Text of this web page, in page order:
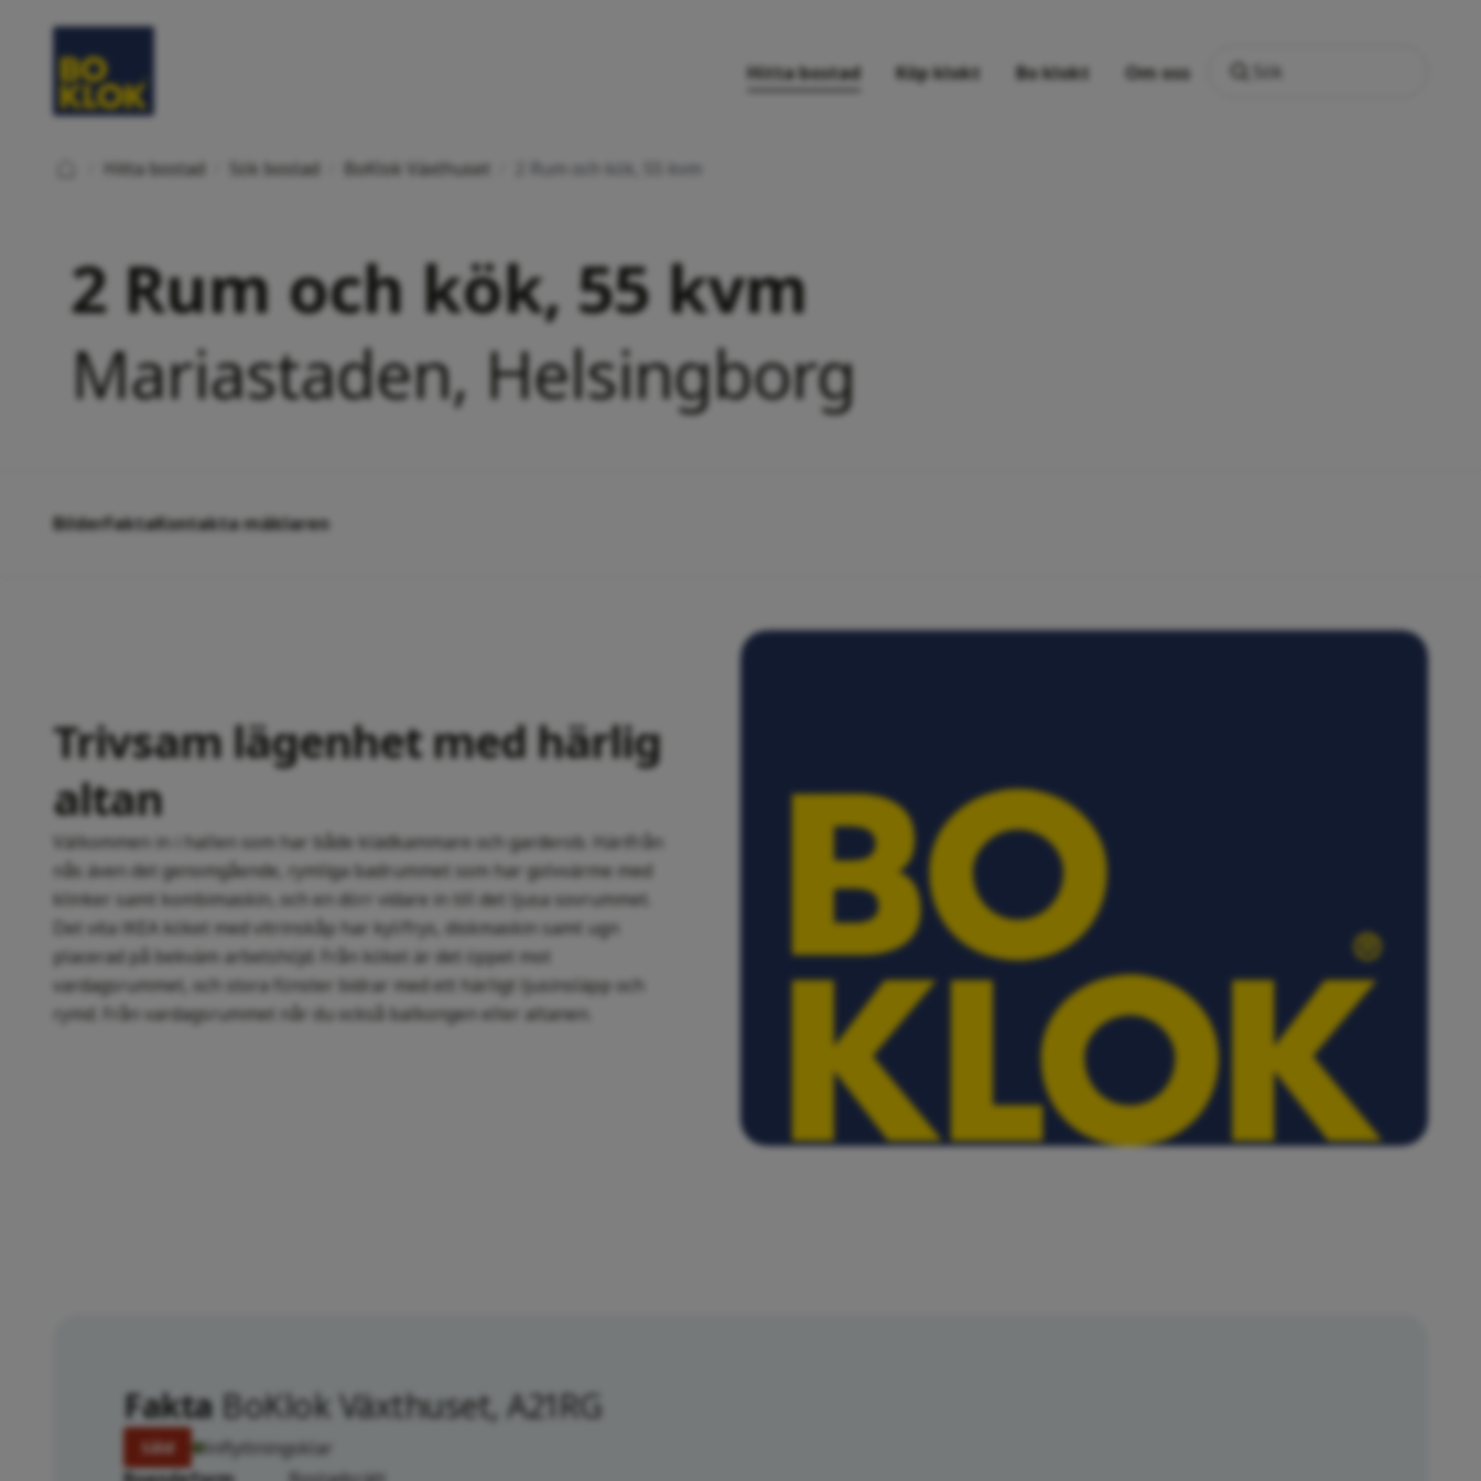
Sök
Om oss
Bo klokt
Köp klokt
Hitta bostad
Hitta bostad Sök bostad BoKlok Växthuset 2 Rum och kök, 55 kvm
2 Rum och kök, 55 kvm
Mariastaden, Helsingborg
BilderFaktaKontakta mäklaren
Trivsam lägenhet med härlig
altan
Välkommen in i hallen som har både klädkammare och garderob. Härifrån
nås även det genomgående, rymliga badrummet som har golvvärme med
klinker samt kombimaskin, och en dörr vidare in till det ljusa sovrummet.
Det vita IKEA köket med vitrinskåp har kyl/frys, diskmaskin samt ugn
placerad på bekväm arbetshöjd. Från köket är det öppet mot
vardagsrummet, och stora fönster bidrar med ett härligt ljusinsläpp och
rymd. Från vardagsrummet når du också balkongen eller altanen.
Fakta BoKlok Växthuset, A21RG
Såld
Inflyttningsklar